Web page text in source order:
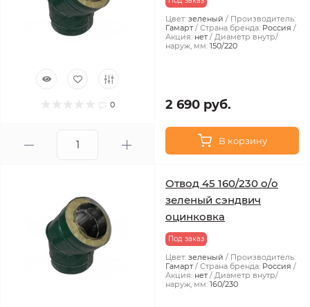
0
Цвет: зеленый
Производитель:
Гамарт
Страна бренда: Россия
Акция: нет
Диаметр внутр/
наруж, мм: 150/220
2 690 руб.
В корзину
Отвод 45 160/230 о/о
зеленый сэндвич
оцинковка
Под заказ
Цвет: зеленый
Производитель:
Гамарт
Страна бренда: Россия
Акция: нет
Диаметр внутр/
наруж, мм: 160/230